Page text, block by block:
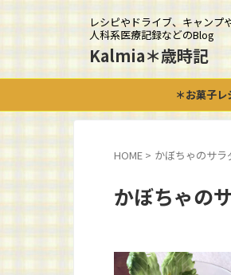
レシピやドライブ、キャンプ
人科系医療記録などのBlog
Kalmia＊歳時記
＊お菓子レ
HOME > かぼちゃのサラ
かぼちゃの